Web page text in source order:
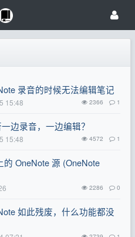
录音的时候无法编辑笔记
15:48 2366 1
边录音，一边编辑？
15:48 4572 1
的 OneNote 源 (OneNote
2286 0
如此残废，什么功能都没